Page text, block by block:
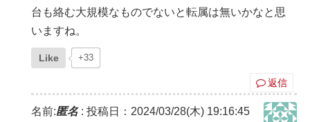
台も絡む大規模なものでないと転属は無いかなと思
いますね。
Like +33
返信
名前:匿名: 投稿日：2024/03/28(木) 19:16:45